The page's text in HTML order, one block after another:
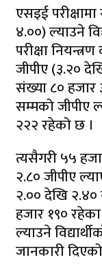
एसइई
४.००) ल्याउने
परीक्षा
जीपीए (३.२०
संख्या ८०
सम्मको जीपीए
२२२ रहेको छ ।
त्यसैगरी ५५
२.८० जीपीए
२.०० देखि २.४०
हजार १९०
ल्याउने
जानकारी